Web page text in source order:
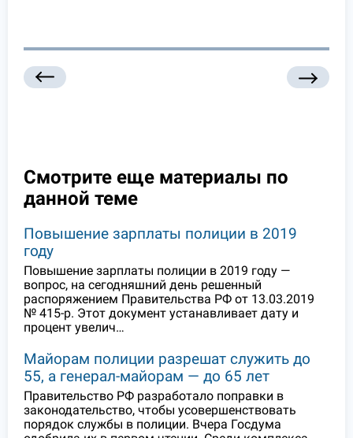
Смотрите еще материалы по
данной теме
Повышение зарплаты полиции в 2019
году
Повышение зарплаты полиции в 2019 году —
вопрос, на сегодняшний день решенный
распоряжением Правительства РФ от 13.03.2019
№ 415-р. Этот документ устанавливает дату и
процент увелич…
Майорам полиции разрешат служить до
55, а генерал-майорам — до 65 лет
Правительство РФ разработало поправки в
законодательство, чтобы усовершенствовать
порядок службы в полиции. Вчера Госдума